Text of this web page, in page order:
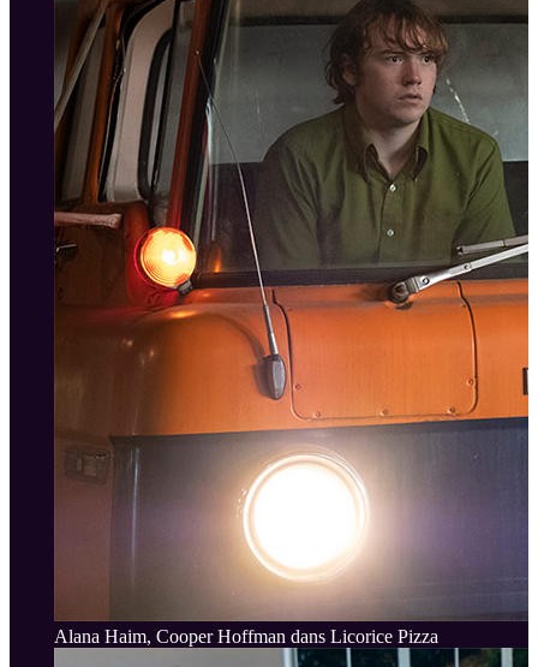
Alana Haim, Cooper Hoffman dans Licorice Pizza